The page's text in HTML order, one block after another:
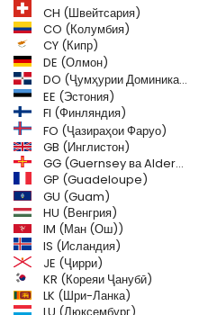
CH (Швейтсария)
CO (Колумбия)
CY (Кипр)
DE (Олмон)
DO (Ҷумҳурии Доминикан)
EE (Эстония)
FI (Финляндия)
FO (Ҷазираҳои Фаруо)
GB (Инглистон)
GG (Guernsey ва Alderney)
GP (Guadeloupe)
GU (Guam)
HU (Венгрия)
IM (Ман (Ош))
IS (Исландия)
JE (Ҷирри)
KR (Кореяи Ҷанубӣ)
LK (Шри-Ланка)